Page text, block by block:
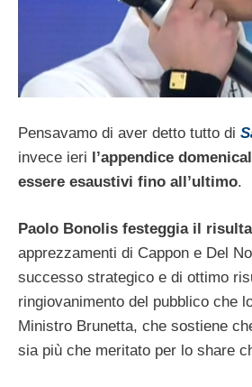
Pensavamo di aver detto tutto di
invece ieri l’appendice
essere esaustivi fino all’ultimo.
Paolo Bonolis festeggia il
apprezzamenti di Cappon e Del
successo strategico e di ottimo
ringiovanimento del pubblico che
Ministro Brunetta, che sostiene
sia più che meritato per lo share